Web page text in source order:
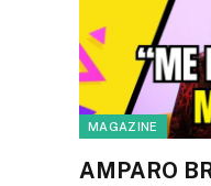
MAGAZINE
AMPARO